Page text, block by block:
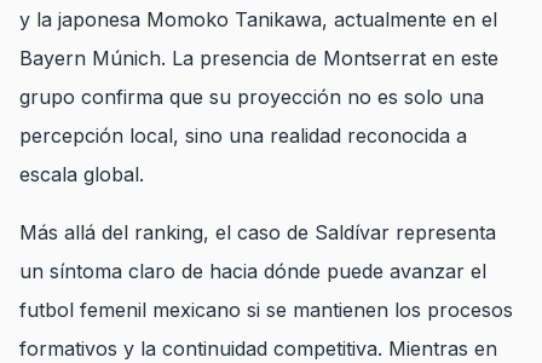
y la japonesa Momoko Tanikawa, actualmente en el
Bayern Múnich. La presencia de Montserrat en este
grupo confirma que su proyección no es solo una
percepción local, sino una realidad reconocida a
escala global.
Más allá del ranking, el caso de Saldívar representa
un síntoma claro de hacia dónde puede avanzar el
futbol femenil mexicano si se mantienen los procesos
formativos y la continuidad competitiva. Mientras en